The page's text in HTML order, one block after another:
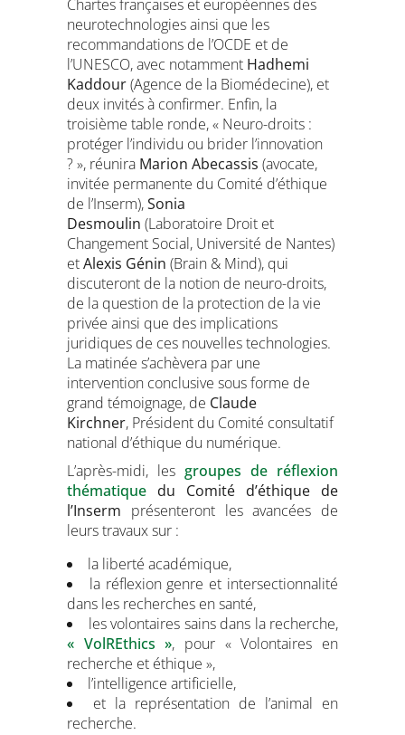
Chartes françaises et européennes des
neurotechnologies ainsi que les
recommandations de l’OCDE et de
l’UNESCO, avec notamment Hadhemi
Kaddour(Agence de la Biomédecine), et
deux invités à confirmer. Enfin, la
troisième table ronde, « Neuro-droits :
protéger l’individu ou brider l’innovation
? », réunira Marion Abecassis (avocate,
invitée permanente du Comité d’éthique
de l’Inserm),Sonia
Desmoulin (Laboratoire Droit et
Changement Social, Université de Nantes)
etAlexis Génin (Brain & Mind), qui
discuteront de la notion de neuro-droits,
de la question de la protection de la vie
privée ainsi que des implications
juridiques de ces nouvelles technologies.
La matinée s’achèvera par une
intervention conclusive sous forme de
grand témoignage, de Claude
Kirchner, Président du Comité consultatif
national d’éthique du numérique.
L’après-midi, les groupes de réflexion
thématique du Comité d’éthique de
l’Inserm présenteront les avancées de
leurs travaux sur :
la liberté académique,
la réflexion genre et intersectionnalité
dans les recherches en santé,
les volontaires sains dans la recherche,
« VolREthics », pour « Volontaires en
recherche et éthique »,
l’intelligence artificielle,
et la représentation de l’animal en
recherche.